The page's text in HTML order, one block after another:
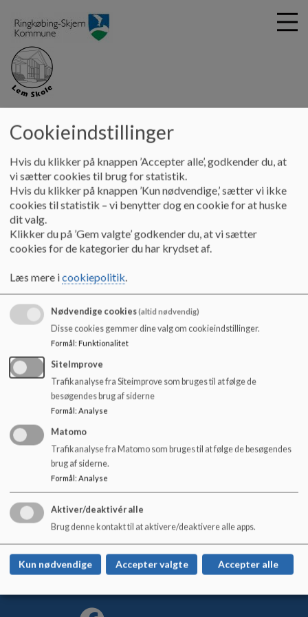
G
h
Børnehave Lem Forældrebestyrelse - Troldehuset
Forældrebestyrelse - Troldehuset
Forældrebestyrelsen for Troldehuset:
Formand Annemette Welander-Raabjerg
Næstformand Anne Bonde Kallesøe
Kasserer Natasja Due Stampe
Viki Kamp
Anette Hansen, medarbejder rep. Fra dagplejen
Højmark/Velling og Lem.
Maiken Klavsen og Bettina Hollmann, medarbejder rep.
Fra vuggestuen og børnehaven.
Lem Stationsskole
Skolegade 34, 6940 Lem St.
lem-stationsskole@rksk.dk
+45 99 74 18 00
EAN NR. 5798004734995
Tilgængelighedserklæring
Sitemap
Cookieindstillinger
Hvis du klikker på knappen ’Accepter alle’, godkender du, at
vi sætter cookies til brug for statistik.
Hvis du klikker på knappen ’Kun nødvendige,’ sætter vi ikke
cookies til statistik – vi benytter dog en cookie for at huske
dit valg.
Klikker du på ’Gem valgte’ godkender du, at vi sætter
cookies for de kategorier du har krydset af.
Læs mere icookiepolitik.
Nødvendige cookies(altid nødvendig)
Disse cookies gemmer dine valg om cookieindstillinger.
Formål: Funktionalitet
SiteImprove
Trafikanalyse fra Siteimprove som bruges til at følge de
besøgendes brug af siderne
Formål: Analyse
Matomo
Trafikanalyse fra Matomo som bruges til at følge de besøgendes
brug af siderne.
Formål: Analyse
Aktiver/deaktivér alle
Brug denne kontakt til at aktivere/deaktivere alle apps.
Kun nødvendige Accepter valgte Accepter alle